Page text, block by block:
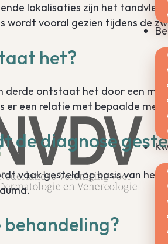
lokalisaties zijn het
wordt vooral gezien tijdens de
het?
derde ontstaat het door een
er een relatie met bepaalde
de diagnose
vaak gesteld op basis van het
behandeling?